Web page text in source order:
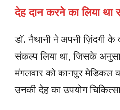
देह दान करने का लिया था
डॉ. नैथानी ने अपनी ज़िंदगी के
संकल्प लिया था, जिसके
मंगलवार को कानपुर मेडिकल
उनकी देह का उपयोग चिकित्सा